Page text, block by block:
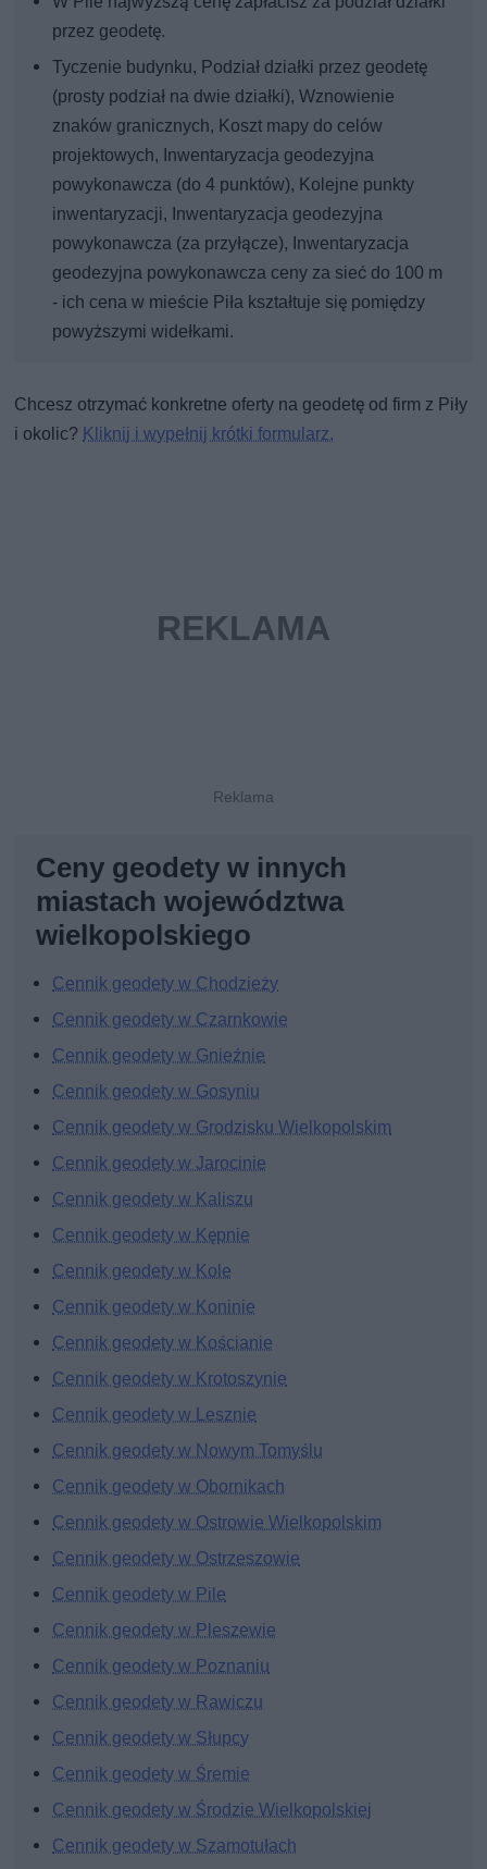
przez geodetę.
Tyczenie budynku, Podział działki przez geodetę
(prosty podział na dwie działki), Wznowienie
znaków granicznych, Koszt mapy do celów
projektowych, Inwentaryzacja geodezyjna
powykonawcza (do 4 punktów), Kolejne punkty
inwentaryzacji, Inwentaryzacja geodezyjna
powykonawcza (za przyłącze), Inwentaryzacja
geodezyjna powykonawcza ceny za sieć do 100 m
- ich cena w mieście Piła kształtuje się pomiędzy
powyższymi widełkami.
Chcesz otrzymać konkretne oferty na geodetę od firm z Piły
i okolic? Kliknij i wypełnij krótki formularz.
Ceny geodety w innych
miastach województwa
wielkopolskiego
Cennik geodety w Chodzieży
Cennik geodety w Czarnkowie
Cennik geodety w Gnieźnie
Cennik geodety w Gosyniu
Cennik geodety w Grodzisku Wielkopolskim
Cennik geodety w Jarocinie
Cennik geodety w Kaliszu
Cennik geodety w Kępnie
Cennik geodety w Kole
Cennik geodety w Koninie
Cennik geodety w Kościanie
Cennik geodety w Krotoszynie
Cennik geodety w Lesznie
Cennik geodety w Nowym Tomyślu
Cennik geodety w Obornikach
Cennik geodety w Ostrowie Wielkopolskim
Cennik geodety w Ostrzeszowie
Cennik geodety w Pile
Cennik geodety w Pleszewie
Cennik geodety w Poznaniu
Cennik geodety w Rawiczu
Cennik geodety w Słupcy
Cennik geodety w Śremie
Cennik geodety w Środzie Wielkopolskiej
Cennik geodety w Szamotułach